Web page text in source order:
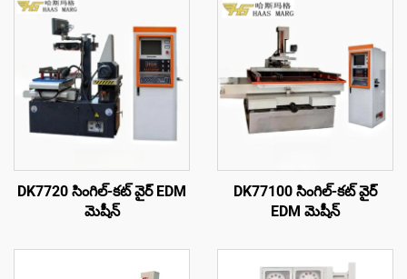
DK7720 సింగిల్-కట్ వైర్ EDM
మెషీన్
DK77100 సింగిల్-కట్ వైర్
EDM మెషీన్